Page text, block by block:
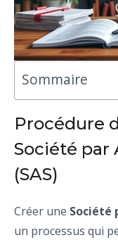
Sommaire
Procédure
Société par
(SAS)
Créer une Société
un processus qui